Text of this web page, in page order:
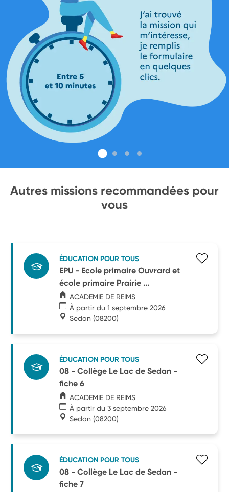
Autres missions recommandées pour
vous
ÉDUCATION POUR TOUS
EPU - Ecole primaire Ouvrard et
école primaire Prairie ...
ACADEMIE DE REIMS
À partir du 1 septembre 2026
Sedan (08200)
ÉDUCATION POUR TOUS
08 - Collège Le Lac de Sedan -
fiche 6
ACADEMIE DE REIMS
À partir du 3 septembre 2026
Sedan (08200)
ÉDUCATION POUR TOUS
08 - Collège Le Lac de Sedan -
fiche 7